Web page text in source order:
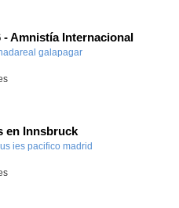
- Amnistía Internacional
galapagar-
en Innsbruck
ies pacifico madrid